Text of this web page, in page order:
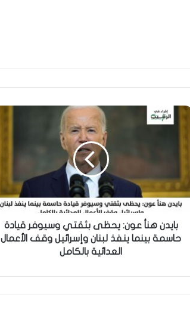
بايدن هنأ عون: يحظى بثقتي وسيوفر قيادة
حاسمة بينما ينفذ لبنان وإسرائيل وقف الأعمال
العدائية بالكامل